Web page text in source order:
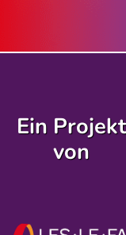
Ein Projekt
von